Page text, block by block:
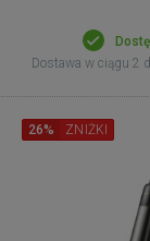
Dostawa w ciągu 2
26% ZNIŻKI